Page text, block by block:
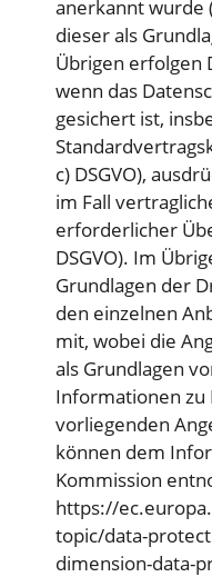
anerkannt wurde
dieser als
Übrigen erfolgen
wenn das
gesichert ist,
c) DSGVO),
im Fall
erforderlicher
DSGVO). Im
Grundlagen der
den einzelnen
mit, wobei die
als Grundlagen
Informationen
vorliegenden
können dem
Kommission
https://
topic/data-
dimension-data-